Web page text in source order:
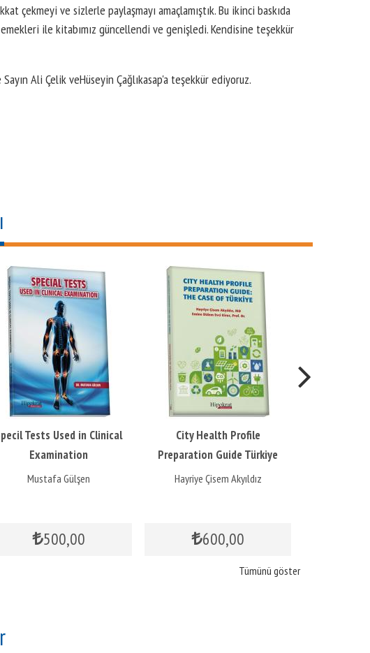
çekmeyi ve sizlerle paylaşmayı amaçlamıştık. Bu ikinci baskıda
ile kitabımız güncellendi ve genişledi. Kendisine teşekkür
Sayın Ali Çelik veHüseyin Çağlıkasap'a teşekkür ediyoruz.
Tests Used in Clinical
Examination
Mustafa Gülşen
500,00
City Health Profile
Preparation Guide Türkiye
Example
Hayriye Çisem Akyıldız
600,00
Tümünü göster